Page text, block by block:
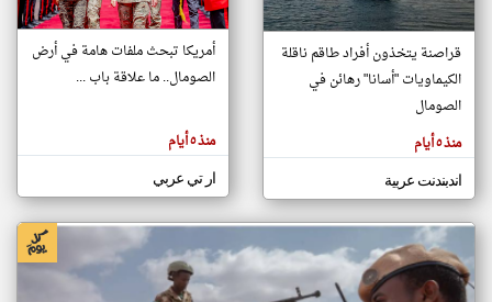
تغيير الدولة
اخبار الصومال على مدار الساعة
أهم اخبار الصومال العاجلة والمباشرة
المقالات
هنا عن
وجهة
كاتبيها.
قراصنة يتخذون أفراد طاقم ناقلة
الكيماويات "أسانا" رهائن في
الصومال
منذ ٥ أيام
اندبندنت عربية
أمريكا تبحث ملفات هامة في أرض
الصومال.. ما علاقة باب ...
منذ ٥ أيام
ار تي عربي
klyoum.com